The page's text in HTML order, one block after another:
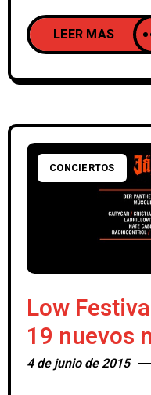
LEER MAS
CONCIERTOS
Low
19 nuevos
4 de junio de 2015